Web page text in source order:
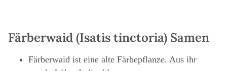
Färberwaid (Isatis tinctoria) Samen
Färberwaid ist eine alte Färbepflanze. Aus ihr